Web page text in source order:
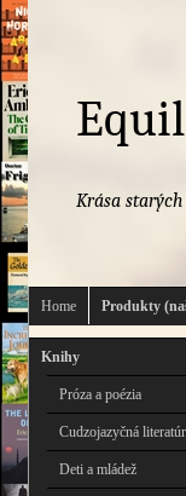
Krása
Home Produkty
Knihy
Próza a poézia
Cudzojazyčná
Deti a mládež